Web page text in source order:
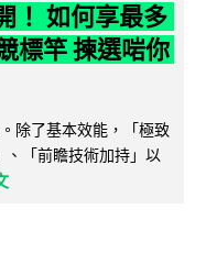
！ 如何享最多
標竿 揀選啱你
除了基本效能，「極致
「前瞻技術加持」以